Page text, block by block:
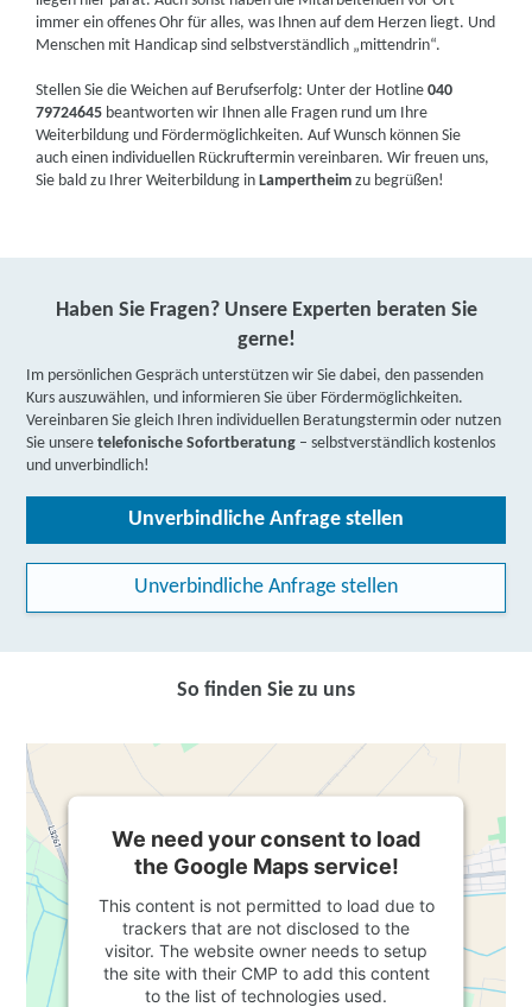
immer ein offenes Ohr für alles, was Ihnen auf dem Herzen liegt. Und
Menschen mit Handicap sind selbstverständlich „mittendrin“.
Stellen Sie die Weichen auf Berufserfolg: Unter der Hotline040
79724645 beantworten wir Ihnen alle Fragen rund um Ihre
Weiterbildung und Fördermöglichkeiten. Auf Wunsch können Sie
auch einen individuellen Rückruftermin vereinbaren. Wir freuen uns,
Sie bald zu Ihrer Weiterbildung inLampertheim zu begrüßen!
Haben Sie Fragen? Unsere Experten beraten Sie
gerne!
Im persönlichen Gespräch unterstützen wir Sie dabei, den passenden
Kurs auszuwählen, und informieren Sie über Fördermöglichkeiten.
Vereinbaren Sie gleich Ihren individuellen Beratungstermin oder nutzen
Sie unseretelefonische Sofortberatung – selbstverständlich kostenlos
und unverbindlich!
Unverbindliche Anfrage stellen
Unverbindliche Anfrage stellen
So finden Sie zu uns
We need your consent to load
the Google Maps service!
This content is not permitted to load due to
trackers that are not disclosed to the
visitor. The website owner needs to setup
the site with their CMP to add this content
to the list of technologies used.